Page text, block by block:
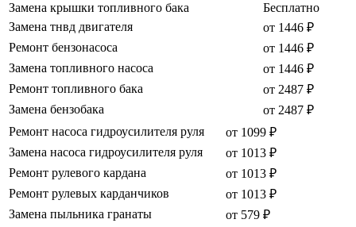
Замена крышки топливного бака
Бесплатно
Замена тнвд двигателя
от 1446 ₽
Ремонт бензонасоса
от 1446 ₽
Замена топливного насоса
от 1446 ₽
Ремонт топливного бака
от 2487 ₽
Замена бензобака
от 2487 ₽
Ремонт насоса гидроусилителя руля
от 1099 ₽
Замена насоса гидроусилителя руля
от 1013 ₽
Ремонт рулевого кардана
от 1013 ₽
Ремонт рулевых карданчиков
от 1013 ₽
Замена пыльника гранаты
от 579 ₽